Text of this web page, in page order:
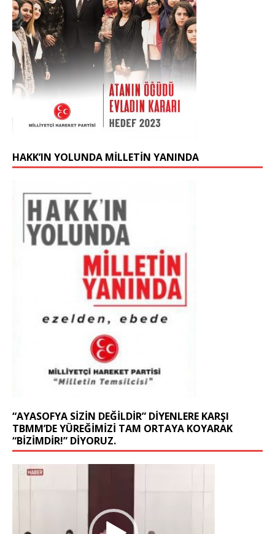
HAKK’IN YOLUNDA MİLLETİN YANINDA
“AYASOFYA SIZIN DEĞILDIR” DIYENLERE KARŞI
TBMM’DE YÜREĞIMIZI TAM ORTAYA KOYARAK
“BIZIMDIR!” DIYORUZ.
Video